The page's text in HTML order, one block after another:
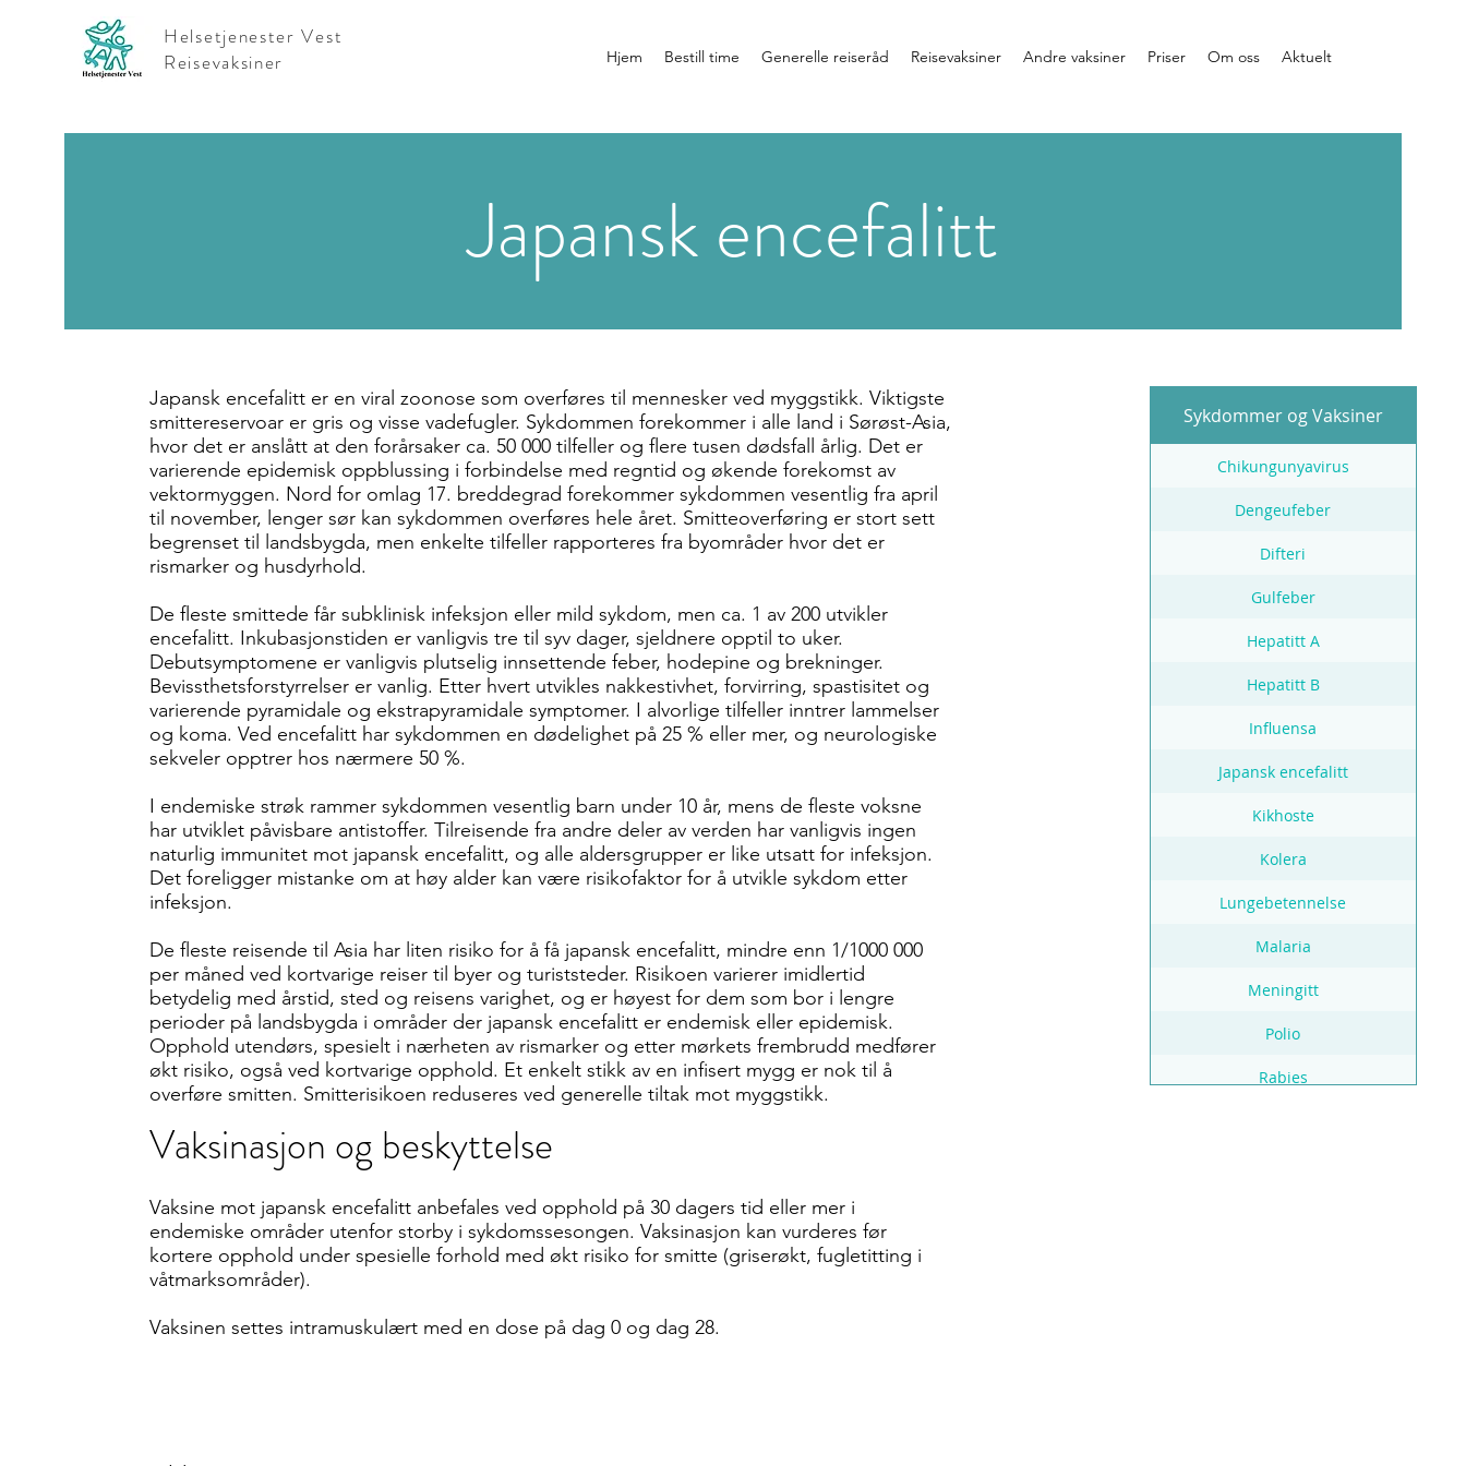
Helsetjenester Vest
Reisevaksiner
Hjem Bestill time Generelle reiseråd Reisevaksiner Andre vaksiner Priser Om oss Aktuelt
Japansk encefalitt
Japansk encefalitt er en viral zoonose som overføres til mennesker ved myggstikk. Viktigste
smittereservoar er gris og visse vadefugler. Sykdommen forekommer i alle land i Sørøst-Asia,
hvor det er anslått at den forårsaker ca. 50 000 tilfeller og flere tusen dødsfall årlig. Det er
varierende epidemisk oppblussing i forbindelse med regntid og økende forekomst av
vektormyggen. Nord for omlag 17. breddegrad forekommer sykdommen vesentlig fra april
til november, lenger sør kan sykdommen overføres hele året. Smitteoverføring er stort sett
begrenset til landsbygda, men enkelte tilfeller rapporteres fra byområder hvor det er
rismarker og husdyrhold.
De fleste smittede får subklinisk infeksjon eller mild sykdom, men ca. 1 av 200 utvikler
encefalitt. Inkubasjonstiden er vanligvis tre til syv dager, sjeldnere opptil to uker.
Debutsymptomene er vanligvis plutselig innsettende feber, hodepine og brekninger.
Bevissthetsforstyrrelser er vanlig. Etter hvert utvikles nakkestivhet, forvirring, spastisitet og
varierende pyramidale og ekstrapyramidale symptomer. I alvorlige tilfeller inntrer lammelser
og koma. Ved encefalitt har sykdommen en dødelighet på 25 % eller mer, og neurologiske
sekveler opptrer hos nærmere 50 %.
I endemiske strøk rammer sykdommen vesentlig barn under 10 år, mens de fleste voksne
har utviklet påvisbare antistoffer. Tilreisende fra andre deler av verden har vanligvis ingen
naturlig immunitet mot japansk encefalitt, og alle aldersgrupper er like utsatt for infeksjon.
Det foreligger mistanke om at høy alder kan være risikofaktor for å utvikle sykdom etter
infeksjon.
De fleste reisende til Asia har liten risiko for å få japansk encefalitt, mindre enn 1/1000 000
per måned ved kortvarige reiser til byer og turiststeder. Risikoen varierer imidlertid
betydelig med årstid, sted og reisens varighet, og er høyest for dem som bor i lengre
perioder på landsbygda i områder der japansk encefalitt er endemisk eller epidemisk.
Opphold utendørs, spesielt i nærheten av rismarker og etter mørkets frembrudd medfører
økt risiko, også ved kortvarige opphold. Et enkelt stikk av en infisert mygg er nok til å
overføre smitten. Smitterisikoen reduseres ved generelle tiltak mot myggstikk.
Vaksinasjon og beskyttelse
Vaksine mot japansk encefalitt anbefales ved opphold på 30 dagers tid eller mer i
endemiske områder utenfor storby i sykdomssesongen. Vaksinasjon kan vurderes før
kortere opphold under spesielle forhold med økt risiko for smitte (griserøkt, fugletitting i
våtmarksområder).
Vaksinen settes intramuskulært med en dose på dag 0 og dag 28.
Sykdommer og Vaksiner
Chikungunyavirus
Dengeufeber
Difteri
Gulfeber
Hepatitt A
Hepatitt B
Influensa
Japansk encefalitt
Kikhoste
Kolera
Lungebetennelse
Malaria
Meningitt
Polio
Rabies